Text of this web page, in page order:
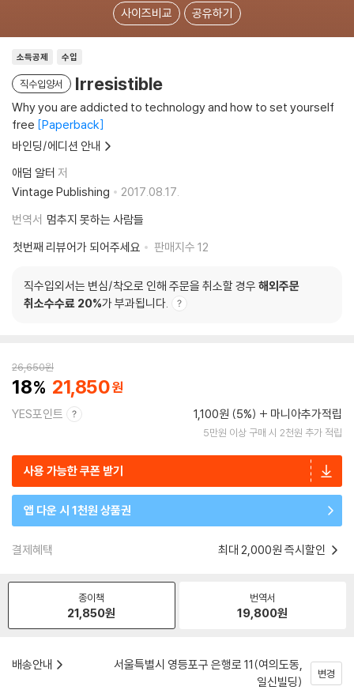
사이즈비교 공유하기
소득공제 수입
직수입양서 Irresistible
Why you are addicted to technology and how to set yourself
free Paperback
바인딩/에디션 안내
애덤 알터 저
Vintage Publishing
2017.08.17.
번역서 멈추지 못하는 사람들
첫번째 리뷰어가 되어주세요
판매지수 12
직수입외서는 변심/착오로 인해 주문을 취소할 경우 해외주문
취소수수료 20%가 부과됩니다.
26,650원
18 21,850
YES포인트 1,100원 (5%) 마니아추가적립
5만원 이상 구매 시 2천원 추가 적립
사용 가능한 쿠폰 받기
앱 다운 시 1천원 상품권
결제혜택 최대 2,000원 즉시할인
종이책
21,850원
번역서
19,800원
배송안내
서울특별시 영등포구 은행로 11(여의도동,
일신빌딩)
변경